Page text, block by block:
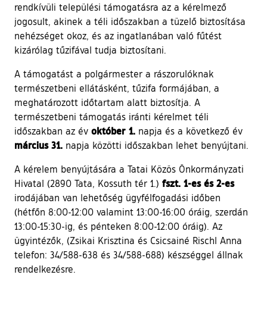
rendkívüli települési támogatásra az a kérelmező
jogosult, akinek a téli időszakban a tüzelő biztosítása
nehézséget okoz, és az ingatlanában való fűtést
kizárólag tűzifával tudja biztosítani.
A támogatást a polgármester a rászorulóknak
természetbeni ellátásként, tűzifa formájában, a
meghatározott időtartam alatt biztosítja. A
természetbeni támogatás iránti kérelmet téli
időszakban az év október 1. napja és a következő év
március 31. napja közötti időszakban lehet benyújtani.
A kérelem benyújtására a Tatai Közös Önkormányzati
Hivatal (2890 Tata, Kossuth tér 1.) fszt. 1-es és 2-es
irodájában van lehetőség ügyfélfogadási időben
(hétfőn 8:00-12:00 valamint 13:00-16:00 óráig, szerdán
13:00-15:30-ig, és pénteken 8:00-12:00 óráig). Az
ügyintézők, (Zsikai Krisztina és Csicsainé Rischl Anna
telefon: 34/588-638 és 34/588-688) készséggel állnak
rendelkezésre.